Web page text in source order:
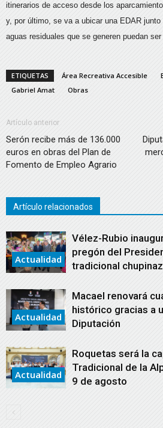
itinerarios de acceso desde los
y, por último, se va a ubicar una EDAR
aguas residuales que se generen puedan ser
ETIQUETAS Área Recreativa Accesible
Gabriel Amat
Obras
Artículo anterior
Serón recibe más de 136.000
euros en obras del Plan de
Fomento de Empleo Agrario
Artículo relacionados
Actualidad
Vélez-Rubio
pregón del
tradicional
Actualidad
Macael renovará
histórico gracias a
Diputación
Actualidad
Roquetas será la
Tradicional de la
9 de agosto